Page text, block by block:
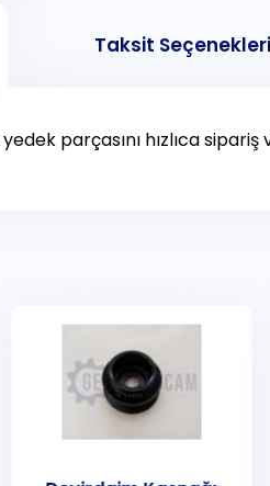
Taksit Seçenekleri
yedek parçasını hızlıca